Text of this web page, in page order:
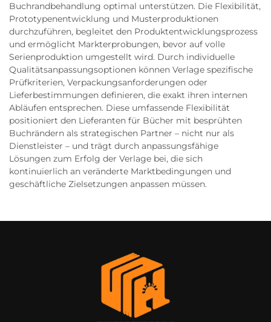
Buchrandbehandlung optimal unterstützen. Die Flexibilität,
Prototypenentwicklung und Musterproduktionen
durchzuführen, begleitet den Produktentwicklungsprozess
und ermöglicht Markterprobungen, bevor auf volle
Serienproduktion umgestellt wird. Durch individuelle
Qualitätsanpassungsoptionen können Verlage spezifische
Prüfkriterien, Verpackungsanforderungen oder
Lieferbestimmungen definieren, die exakt ihren internen
Abläufen entsprechen. Diese umfassende Flexibilität
positioniert den Lieferanten für Bücher mit besprühten
Buchrändern als strategischen Partner – nicht nur als
Dienstleister – und trägt durch anpassungsfähige
Lösungen zum Erfolg der Verlage bei, die sich
kontinuierlich an veränderte Marktbedingungen und
geschäftliche Zielsetzungen anpassen müssen.